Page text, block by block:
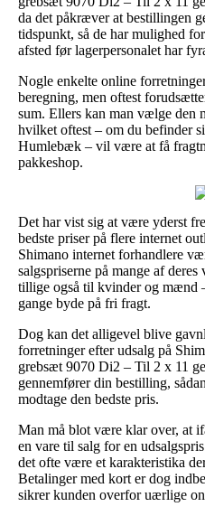
da det påkræver at bestillingen
tidspunkt, så de har mulighed
afsted før lagerpersonalet har
Nogle enkelte online
beregning, men oftest
sum. Ellers kan man vælge den
hvilket oftest – om du befinder
Humlebæk – vil være at få
pakkeshop.
Det har vist sig at være yderst
bedste priser på flere internet
Shimano internet forhandlere
salgspriserne på mange af
tillige også til kvinder og mænd
gange byde på fri fragt.
Dog kan det alligevel blive
forretninger efter udsalg på
grebsæt 9070 Di2 – Til 2 x 11
gennemfører din bestilling,
modtage den bedste pris.
Man må blot være klar over, at
en vare til salg for en
det ofte være et karakteristika
Betalinger med kort er dog
sikrer kunden overfor uærlige